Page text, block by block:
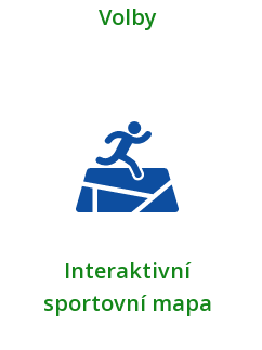
Volby
Interaktivní
sportovní mapa